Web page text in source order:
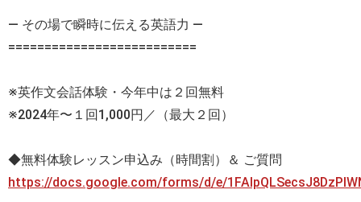
— その場で瞬時に伝える英語力 —
==========================
※英作文会話体験・今年中は２回無料
※2024年〜１回1,000円／（最大２回）
◆無料体験レッスン申込み（時間割）＆ ご質問
https://docs.google.com/forms/d/e/